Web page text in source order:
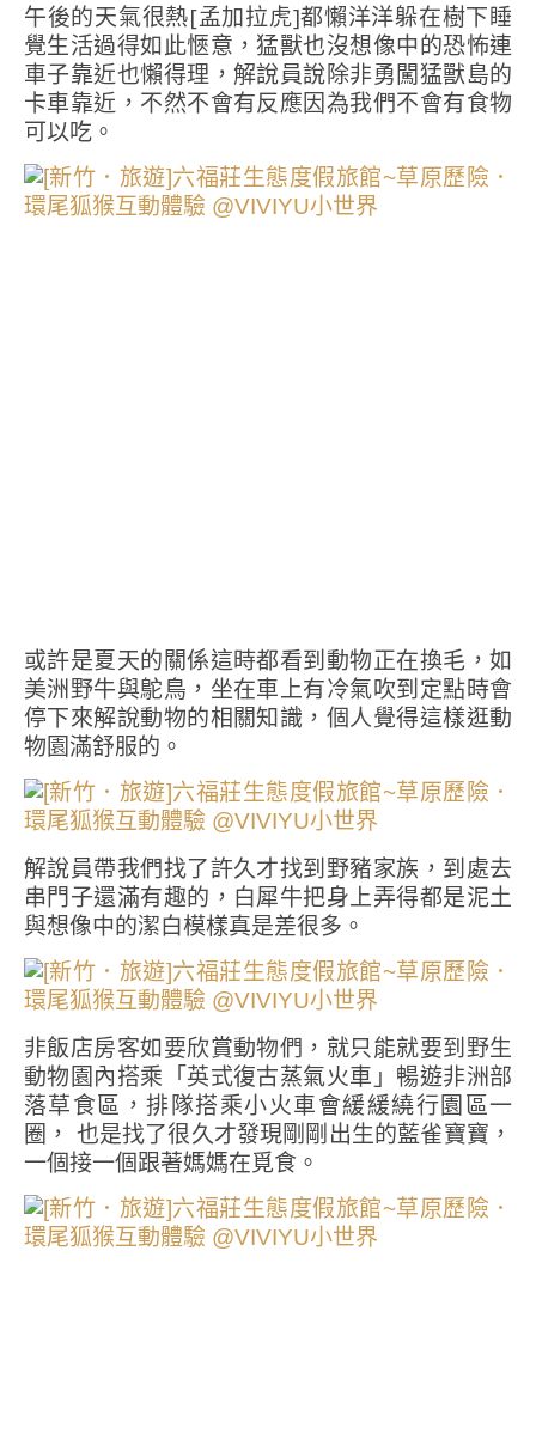
午後的天氣很熱[孟加拉虎]都懶洋洋躲在樹下睡
覺生活過得如此愜意，猛獸也沒想像中的恐怖連
車子靠近也懶得理，解說員說除非勇闖猛獸島的
卡車靠近，不然不會有反應因為我們不會有食物
可以吃。
或許是夏天的關係這時都看到動物正在換毛，如
美洲野牛與鴕鳥，坐在車上有冷氣吹到定點時會
停下來解說動物的相關知識，個人覺得這樣逛動
物園滿舒服的。
解說員帶我們找了許久才找到野豬家族，到處去
串門子還滿有趣的，白犀牛把身上弄得都是泥土
與想像中的潔白模樣真是差很多。
非飯店房客如要欣賞動物們，就只能就要到野生
動物園內搭乘「英式復古蒸氣火車」暢遊非洲部
落草食區，排隊搭乘小火車會緩緩繞行園區一
圈， 也是找了很久才發現剛剛出生的藍雀寶寶，
一個接一個跟著媽媽在覓食。